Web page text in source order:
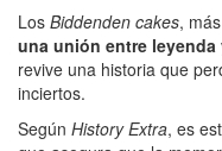
Los Biddenden cakes,
una unión entre
revive una historia que
inciertos.
Según History Extra, es